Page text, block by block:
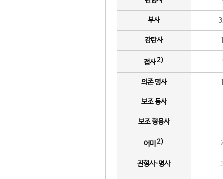
부사
감탄사
접사2)
의존 명사
보조 동사
보조 형용사
어미 2)
관형사·명사